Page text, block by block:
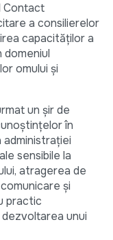
Contact
a consilierelor
capacităților a
domeniul
omului și
un șir de
în
administrației
sensibile la
atragerea de
și
practic
unui